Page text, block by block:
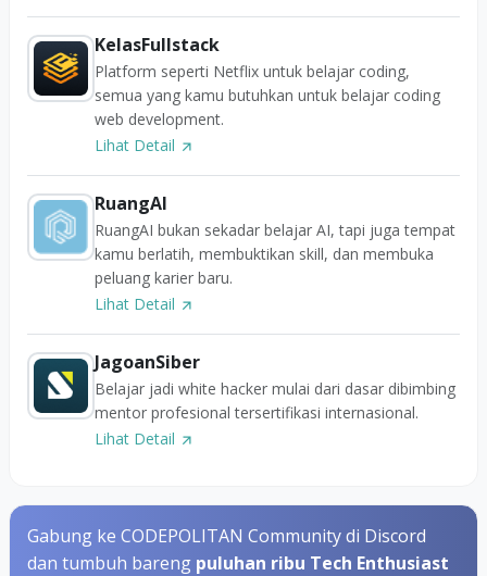
KelasFullstack
Platform seperti Netflix untuk belajar coding,
semua yang kamu butuhkan untuk belajar coding
web development.
Lihat Detail
RuangAI
RuangAI bukan sekadar belajar AI, tapi juga tempat
kamu berlatih, membuktikan skill, dan membuka
peluang karier baru.
Lihat Detail
JagoanSiber
Belajar jadi white hacker mulai dari dasar dibimbing
mentor profesional tersertifikasi internasional.
Lihat Detail
Gabung ke CODEPOLITAN Community di Discord
dan tumbuh bareng puluhan ribu Tech Enthusiast